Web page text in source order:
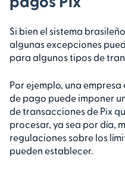
Si bien el sistema
algunas excepciones
para algunos tipos de
Por ejemplo, una
de pago puede imponer
de transacciones de Pix
procesar, ya sea por día,
regulaciones sobre los
pueden establecer.